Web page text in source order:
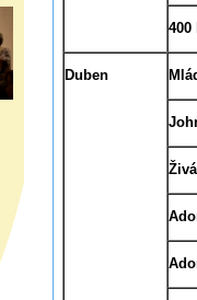
400
Duben